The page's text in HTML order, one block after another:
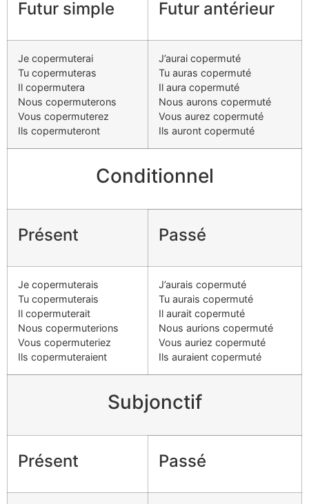
Futur simple Futur antérieur
Je copermuterai
Tu copermuteras
Il copermutera
Nous copermuterons
Vous copermuterez
Ils copermuteront
J’aurai copermuté
Tu auras copermuté
Il aura copermuté
Nous aurons copermuté
Vous aurez copermuté
Ils auront copermuté
Conditionnel
Présent Passé
Je copermuterais
Tu copermuterais
Il copermuterait
Nous copermuterions
Vous copermuteriez
Ils copermuteraient
J’aurais copermuté
Tu aurais copermuté
Il aurait copermuté
Nous aurions copermuté
Vous auriez copermuté
Ils auraient copermuté
Subjonctif
Présent Passé